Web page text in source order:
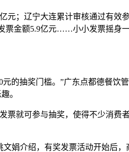
；辽宁大连累计审核通过有效
票金额5.9亿元……小小发票摇身
的抽奖门槛。”广东点都德餐饮
。
票就可参与抽奖，使得不少消费
娟介绍，有奖发票活动开始后